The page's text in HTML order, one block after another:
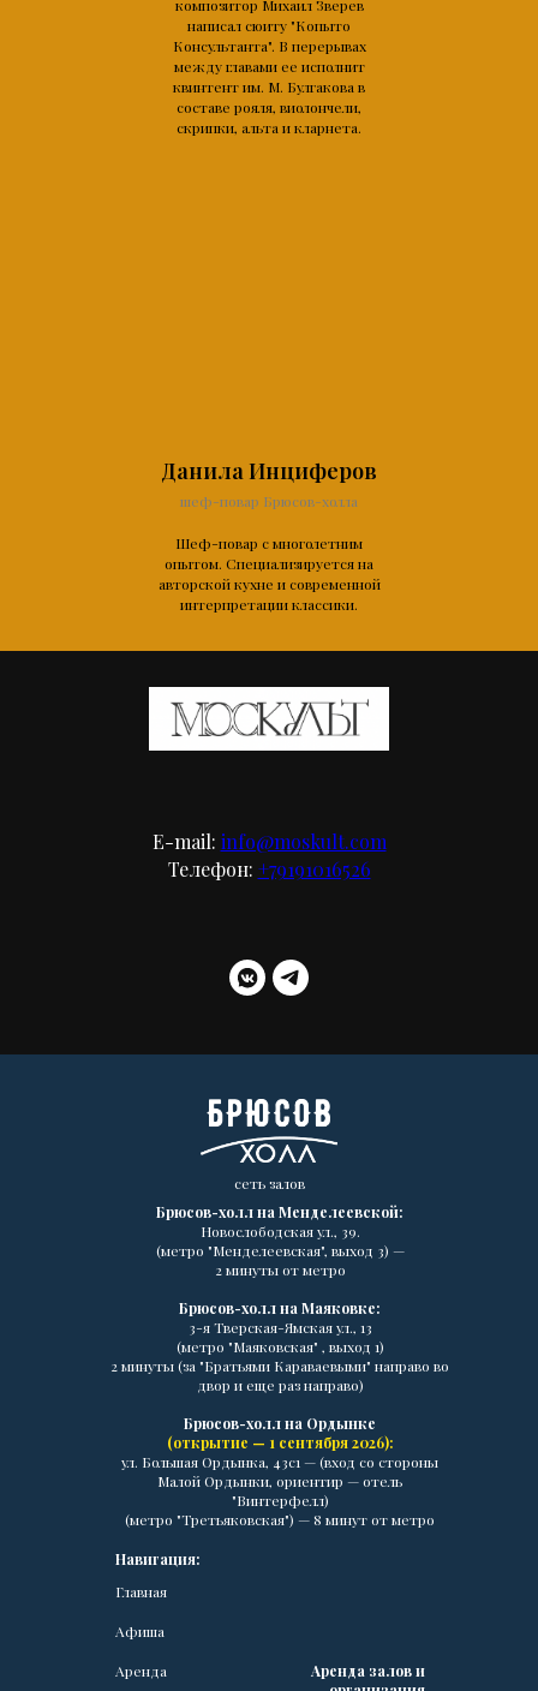
композитор Михаил Зверев
написал сюиту "Копыто
Консультанта". В перерывах
между главами ее исполнит
квинтент им. М. Булгакова в
составе рояля, виолончели,
скрипки, альта и кларнета.
Данила Инциферов
шеф-повар Брюсов-холла
Шеф-повар с многолетним
опытом. Специализируется на
авторской кухне и современной
интерпретации классики.
E-mail: info@moskult.com
Телефон: +79191016526
Главная
Афиша
Аренда
Навигация:
Брюсов-холл на Менделеевской:
Новослободская ул., 39.
(метро "Менделеевская", выход 3) —
2 минуты от метро
Брюсов-холл на Маяковке:
3-я Тверская-Ямская ул., 13
(метро "Маяковская" , выход 1)
2 минуты (за "Братьями Караваевыми" направо во
двор и еще раз направо)
Брюсов-холл на Ордынке
(открытие — 1 сентября 2026):
ул. Большая Ордынка, 43с1 — (вход со стороны
Малой Ордынки, ориентир — отель
"Винтерфелл)
(метро "Третьяковская") — 8 минут от метро
сеть залов
Аренда залов и